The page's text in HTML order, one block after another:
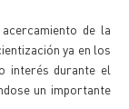
de la
ya en los
interés durante el
un importante